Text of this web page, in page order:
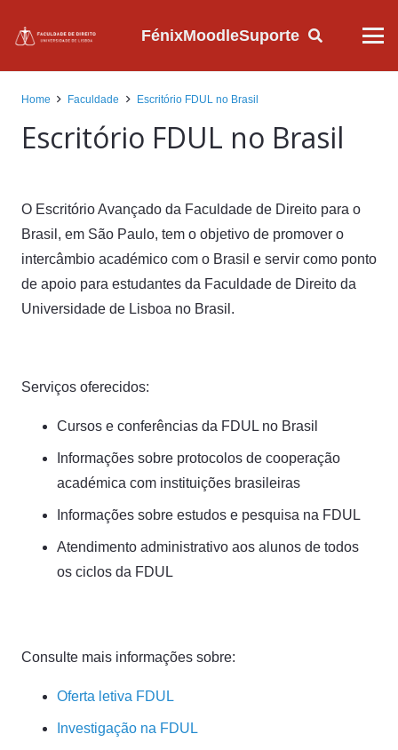
FénixMoodleSuporte
Home Faculdade Escritório FDUL no Brasil
Escritório FDUL no Brasil
O Escritório Avançado da Faculdade de Direito para o
Brasil, em São Paulo, tem o objetivo de promover o
intercâmbio académico com o Brasil e servir como ponto
de apoio para estudantes da Faculdade de Direito da
Universidade de Lisboa no Brasil.
Serviços oferecidos:
⁠Cursos e conferências da FDUL no Brasil
Informações sobre protocolos de cooperação
académica com instituições brasileiras
Informações sobre ⁠estudos e pesquisa na FDUL
⁠Atendimento administrativo aos alunos de todos
os ciclos da FDUL
Consulte mais informações sobre:
Oferta letiva FDUL
Investigação na FDUL